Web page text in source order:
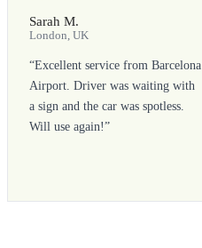
Sarah M.
London, UK
“Excellent service from Barcelona
Airport. Driver was waiting with
a sign and the car was spotless.
Will use again!”